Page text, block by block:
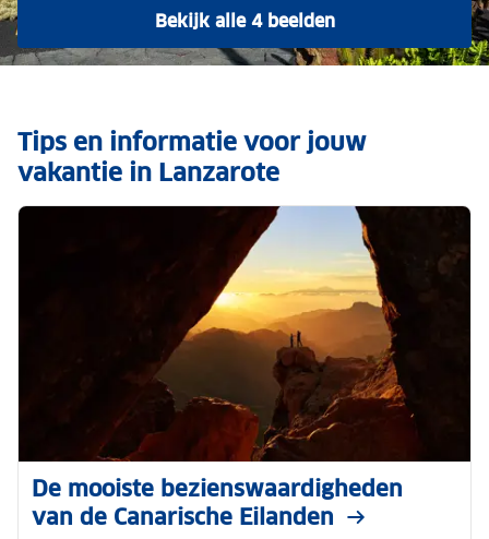
Bekijk alle 4 beelden
Tips en informatie voor jouw
vakantie in Lanzarote
De mooiste bezienswaardigheden
van de Canarische Eilanden